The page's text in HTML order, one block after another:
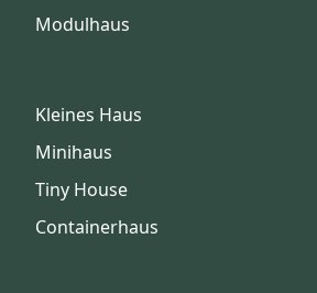
Modulhaus
Kleines Haus
Minihaus
Tiny House
Containerhaus